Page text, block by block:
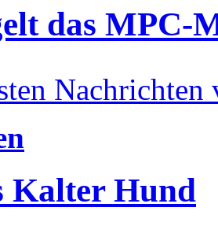
das MPC-
Nachrichten
Kalter Hund